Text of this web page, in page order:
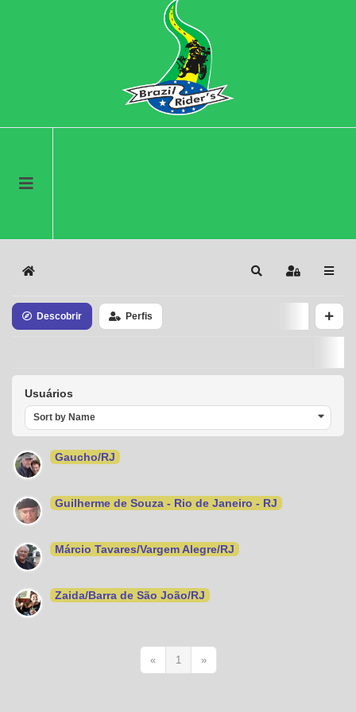
Home SearchSign In
Descobrir Perfis
Usuários
Sort by Name
Gaucho/RJ
Guilherme de Souza - Rio de Janeiro - RJ
Márcio Tavares/Vargem Alegre/RJ
Zaida/Barra de São João/RJ
« 1 »